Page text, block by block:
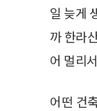
일 늦게
까 한라
어 멀리
어떤 건